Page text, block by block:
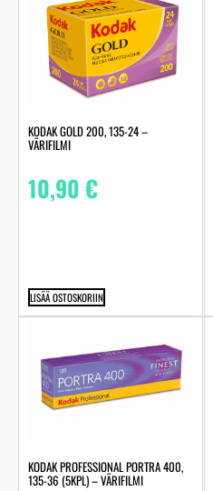
KODAK GOLD 200, 135-24 –
VÄRIFILMI
10,90€
LISÄÄ OSTOSKORIIN
KODAK PROFESSIONAL PORTRA 400,
135-36 (5KPL) – VÄRIFILMI